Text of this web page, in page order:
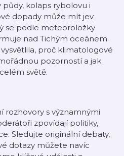
půdy, kolaps rybolovu i
dopady může mít jev
se podle meteoroložky
nad Tichým oceánem.
proč klimatologové
pozorností a jak
světě.
rozhovory s významnými
zpovídají politiky,
Sledujte originální debaty,
dotazy můžete navíc